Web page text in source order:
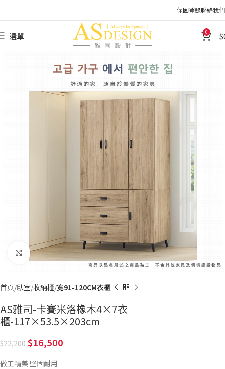
保固登錄聯絡我們
選單 0
Click to enlarge
首頁 臥室 收納櫃 寬91-120CM衣櫃
AS雅司-卡賽米洛橡木4×7衣
櫃-117×53.5×203cm
22,200 16,500
做工精美 堅固耐用